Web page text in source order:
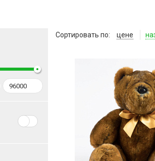
Сортировать по цене